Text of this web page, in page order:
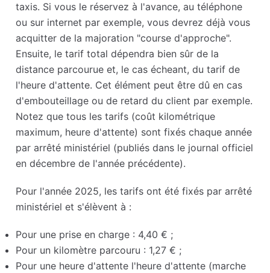
taxis. Si vous le réservez à l'avance, au téléphone
ou sur internet par exemple, vous devrez déjà vous
acquitter de la majoration "course d'approche".
Ensuite, le tarif total dépendra bien sûr de la
distance parcourue et, le cas écheant, du tarif de
l'heure d'attente. Cet élément peut être dû en cas
d'embouteillage ou de retard du client par exemple.
Notez que tous les tarifs (coût kilométrique
maximum, heure d'attente) sont fixés chaque année
par arrêté ministériel (publiés dans le journal officiel
en décembre de l'année précédente).
Pour l'année 2025, les tarifs ont été fixés par arrêté
ministériel et s'élèvent à :
Pour une prise en charge : 4,40 € ;
Pour un kilomètre parcouru : 1,27 € ;
Pour une heure d'attente l'heure d'attente (marche